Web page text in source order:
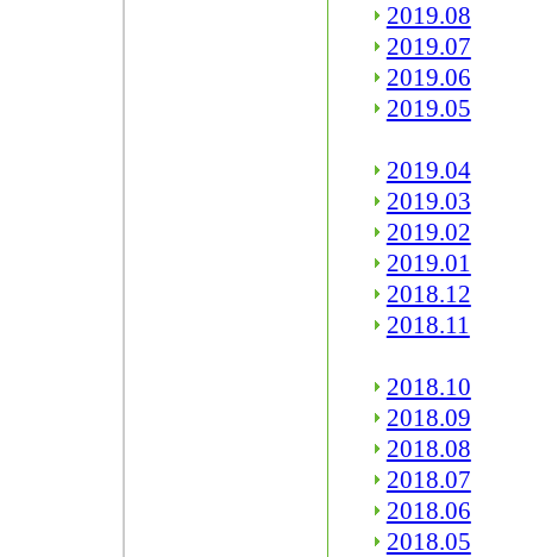
2019.08
2019.07
2019.06
2019.05
2019.04
2019.03
2019.02
2019.01
2018.12
2018.11
2018.10
2018.09
2018.08
2018.07
2018.06
2018.05